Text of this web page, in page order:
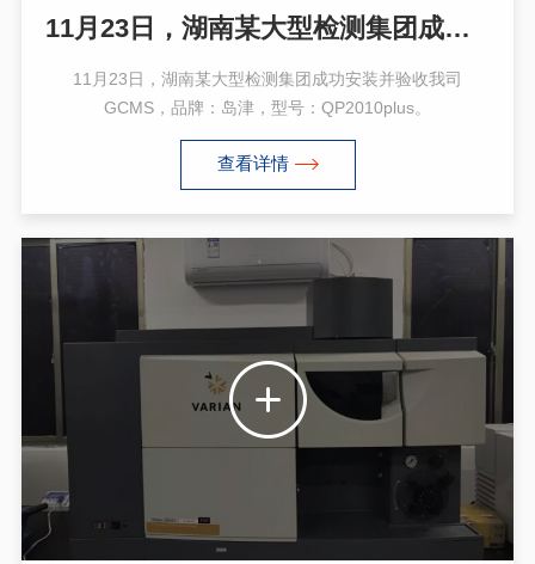
11月23日，湖南某大型检测集团成功安装岛津GCMS QP2010
11月23日，湖南某大型检测集团成功安装并验收我司
GCMS，品牌：岛津，型号：QP2010plus。
查看详情